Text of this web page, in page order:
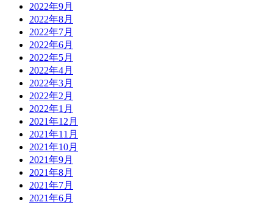
2022年9月
2022年8月
2022年7月
2022年6月
2022年5月
2022年4月
2022年3月
2022年2月
2022年1月
2021年12月
2021年11月
2021年10月
2021年9月
2021年8月
2021年7月
2021年6月